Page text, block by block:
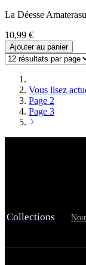
La Déesse
10,99 €
Ajouter au panier
Vous lisez
Page 2
Page 3
Collections